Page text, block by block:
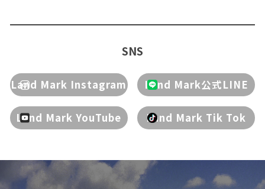
SNS
Land Mark Instagram Land Mark公式LINE
Land Mark YouTube Land Mark Tik Tok